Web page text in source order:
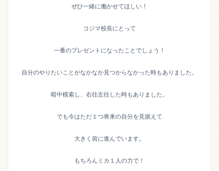
ぜひ一緒に働かせてほしい！
コジマ校長にとって
一番のプレゼントになったことでしょう！
自分のやりたいことがなかなか見つからなかった時もありました。
暗中模索し、右往左往した時もありました。
でも今はただ１つ将来の自分を見据えて
大きく前に進んでいます。
もちろんミカ１人の力で！